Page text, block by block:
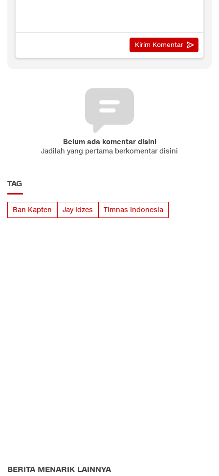
Belum ada komentar disini
Jadilah yang pertama berkomentar disini
TAG
Ban Kapten Jay Idzes Timnas Indonesia
BERITA MENARIK LAINNYA